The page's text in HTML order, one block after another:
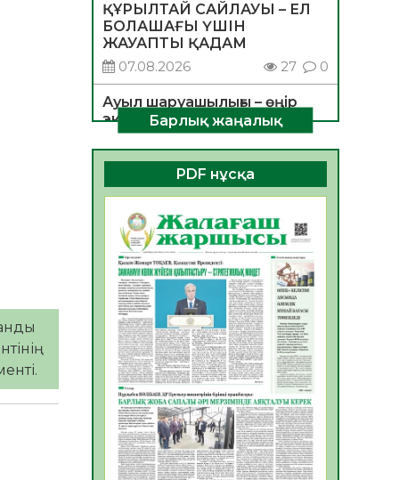
ҚҰРЫЛТАЙ САЙЛАУЫ – ЕЛ
БОЛАШАҒЫ ҮШІН
ЖАУАПТЫ ҚАДАМ
07.08.2026
27 0
Ауыл шаруашылығы – өңір
экономикасының негізгі
тірегі
06.08.2026
35 0
ҚОҒАМДЫҚ БЕЛСЕНДІЛІК –
ЕЛ ДАМУЫНЫҢ НЕГІЗІ
06.08.2026
32
ҚҰРЫЛТАЙ САЙЛАУЫ –
БОЛАШАҚҚА БАСТАР
ЖАУАПТЫ ТАҢДАУ
06.08.2026
35
Инфекциялық ауруларға
қарсы иммундау
жұмыстарының тиімділігі
06.08.2026
36
Көкжөтел ауруы туралы
Барлық жаңалық
PDF нұсқа